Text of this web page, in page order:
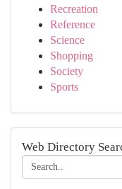
Recreation
Reference
Science
Shopping
Society
Sports
Web Directory